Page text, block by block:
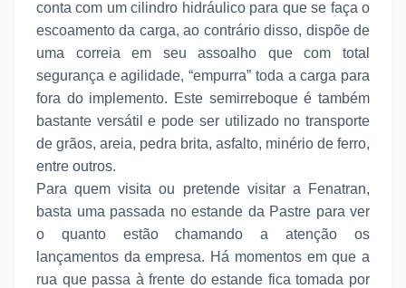
conta com um cilindro hidráulico para que se faça o
escoamento da carga, ao contrário disso, dispõe de
uma correia em seu assoalho que com total
segurança e agilidade, “empurra” toda a carga para
fora do implemento. Este semirreboque é também
bastante versátil e pode ser utilizado no transporte
de grãos, areia, pedra brita, asfalto, minério de ferro,
entre outros.
Para quem visita ou pretende visitar a Fenatran,
basta uma passada no estande da Pastre para ver
o quanto estão chamando a atenção os
lançamentos da empresa. Há momentos em que a
rua que passa à frente do estande fica tomada por